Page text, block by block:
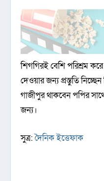
শিগগিরই বেশি পরিশ্রম
দেওয়ার জন্য প্রস্তুতি
গাজীপুর থাকবেন পপির
জন্য।
সুত্র:দৈনিক ইত্তেফাক